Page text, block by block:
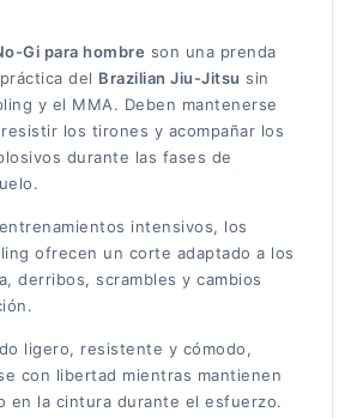
Gi para hombre son una prenda
del Brazilian Jiu-Jitsu sin
y el MMA. Deben mantenerse
los tirones y acompañar los
durante las fases de
intensivos, los
ofrecen un corte adaptado a los
derribos, scrambles y cambios
ligero, resistente y cómodo,
con libertad mientras mantienen
en la cintura durante el esfuerzo.